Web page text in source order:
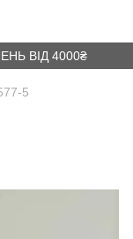
ВІД 4000₴
5